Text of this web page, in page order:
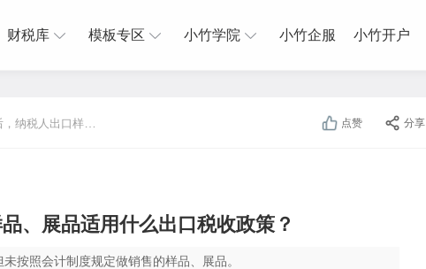
财税库 模板专区 小竹学院 小竹企服 小竹开户
纳税人出口样
点赞 分享
、展品适用什么出口税收政策？
按照会计制度规定做销售的样品、展品。